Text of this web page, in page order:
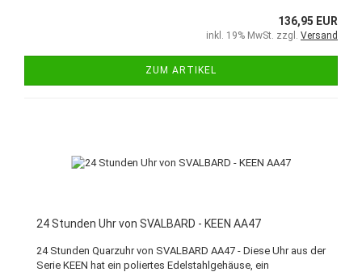
136,95 EUR
inkl. 19% MwSt. zzgl. Versand
ZUM ARTIKEL
24 Stunden Uhr von SVALBARD - KEEN AA47
24 Stunden Quarzuhr von SVALBARD AA47 - Diese Uhr aus der
Serie KEEN hat ein poliertes Edelstahlgehäuse, ein